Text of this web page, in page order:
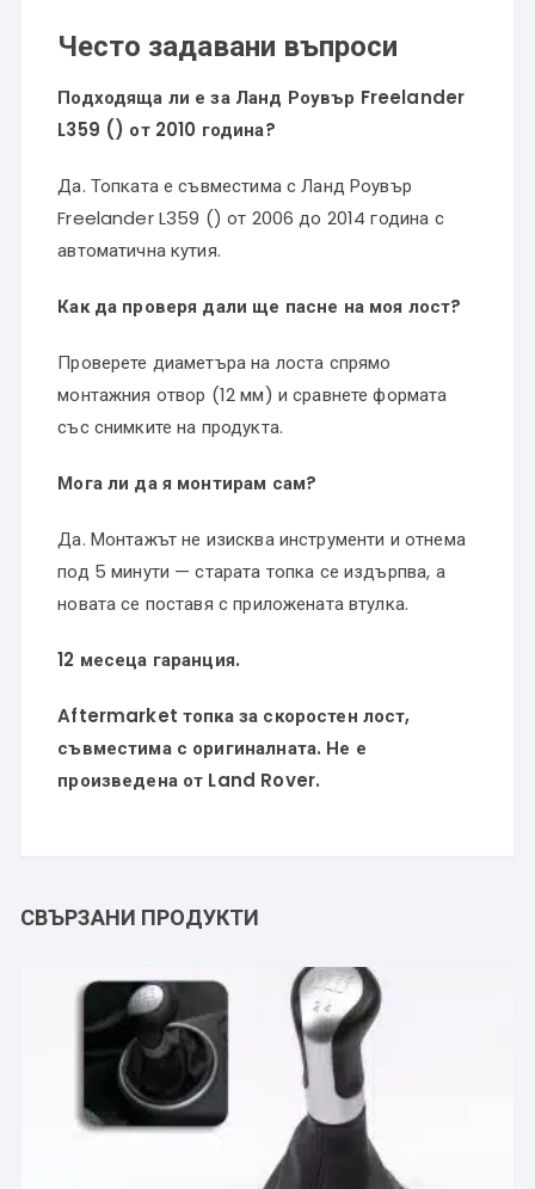
Често задавани въпроси
Подходяща ли е за Ланд Роувър Freelander
L359 () от 2010 година?
Да. Топката е съвместима с Ланд Роувър
Freelander L359 () от 2006 до 2014 година с
автоматична кутия.
Как да проверя дали ще пасне на моя лост?
Проверете диаметъра на лоста спрямо
монтажния отвор (12 мм) и сравнете формата
със снимките на продукта.
Мога ли да я монтирам сам?
Да. Монтажът не изисква инструменти и отнема
под 5 минути — старата топка се издърпва, а
новата се поставя с приложената втулка.
12 месеца гаранция.
Aftermarket топка за скоростен лост,
съвместима с оригиналната. Не е
произведена от Land Rover.
СВЪРЗАНИ ПРОДУКТИ